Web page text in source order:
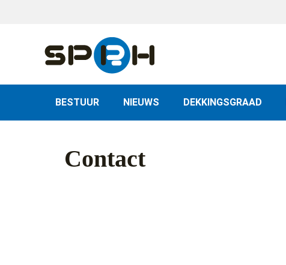
BESTUUR NIEUWS DEKKINGSGRAAD
Contact